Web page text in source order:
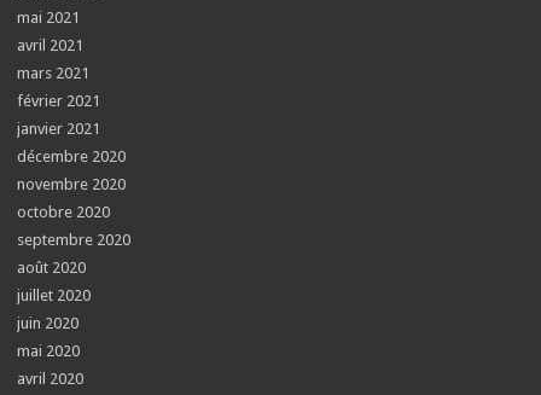
mai 2021
avril 2021
mars 2021
février 2021
janvier 2021
décembre 2020
novembre 2020
octobre 2020
septembre 2020
août 2020
juillet 2020
juin 2020
mai 2020
avril 2020